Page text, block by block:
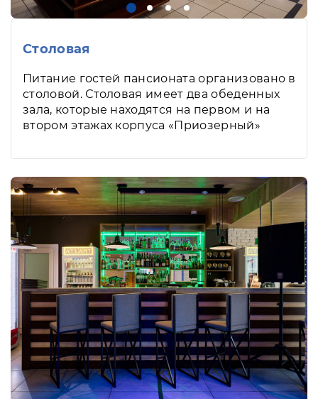
Столовая
Питание гостей пансионата организовано в
столовой. Столовая имеет два обеденных
зала, которые находятся на первом и на
втором этажах корпуса «Приозерный»